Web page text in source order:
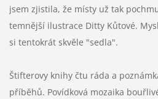
jsem zjistila, že místy už tak
temnější ilustrace Ditty Kůtové.
si tentokrát skvěle "sedla".
Štifterovy knihy čtu ráda a
příběhů. Povídková mozaika